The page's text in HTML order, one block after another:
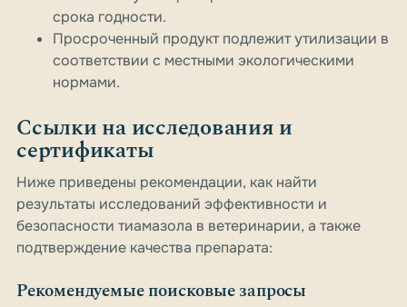
срока годности.
Просроченный продукт подлежит утилизации в
соответствии с местными экологическими
нормами.
Ссылки на исследования и
сертификаты
Ниже приведены рекомендации, как найти
результаты исследований эффективности и
безопасности тиамазола в ветеринарии, а также
подтверждение качества препарата:
Рекомендуемые поисковые запросы